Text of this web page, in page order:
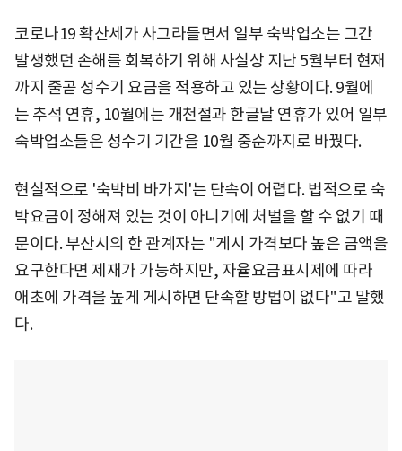
코로나19 확산세가 사그라들면서 일부 숙박업소는 그간
발생했던 손해를 회복하기 위해 사실상 지난 5월부터 현재
까지 줄곧 성수기 요금을 적용하고 있는 상황이다. 9월에
는 추석 연휴, 10월에는 개천절과 한글날 연휴가 있어 일부
숙박업소들은 성수기 기간을 10월 중순까지로 바꿨다.
현실적으로 '숙박비 바가지'는 단속이 어렵다. 법적으로 숙
박요금이 정해져 있는 것이 아니기에 처벌을 할 수 없기 때
문이다. 부산시의 한 관계자는 "게시 가격보다 높은 금액을
요구한다면 제재가 가능하지만, 자율요금표시제에 따라
애초에 가격을 높게 게시하면 단속할 방법이 없다"고 말했
다.